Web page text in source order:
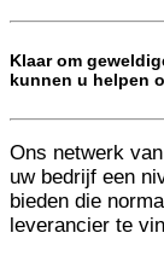
Klaar om
kunnen u helpen
Ons netwerk
uw bedrijf een
bieden die
leverancier te